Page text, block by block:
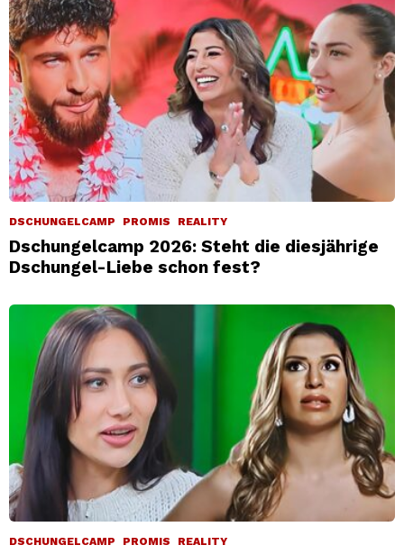
DSCHUNGELCAMP PROMIS REALITY
Dschungelcamp 2026: Steht die diesjährige
Dschungel-Liebe schon fest?
DSCHUNGELCAMP PROMIS REALITY